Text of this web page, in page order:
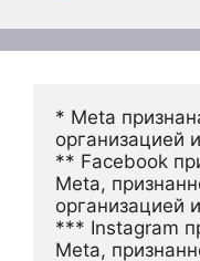
* Meta
организацией
** Facebook
Meta,
организацией
*** Instagram
Meta,